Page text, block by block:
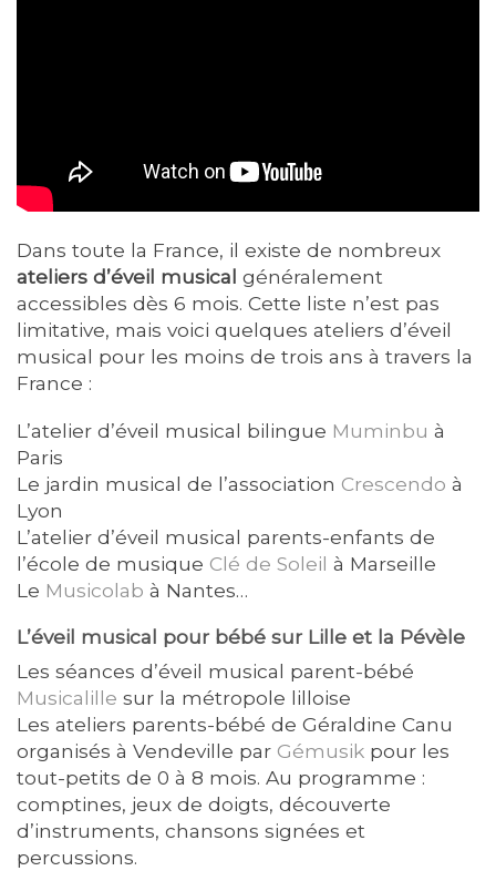
Dans toute la France, il existe de nombreux
ateliers d’éveil musical généralement
accessibles dès 6 mois. Cette liste n’est pas
limitative, mais voici quelques ateliers d’éveil
musical pour les moins de trois ans à travers la
France :
L’atelier d’éveil musical bilingue Muminbu à
Paris
Le jardin musical de l’association Crescendo à
Lyon
L’atelier d’éveil musical parents-enfants de
l’école de musique Clé de Soleil à Marseille
Le Musicolab à Nantes…
L’éveil musical pour bébé sur Lille et la Pévèle
Les séances d’éveil musical parent-bébé
Musicalille sur la métropole lilloise
Les ateliers parents-bébé de Géraldine Canu
organisés à Vendeville par Gémusik pour les
tout-petits de 0 à 8 mois. Au programme :
comptines, jeux de doigts, découverte
d’instruments, chansons signées et
percussions.